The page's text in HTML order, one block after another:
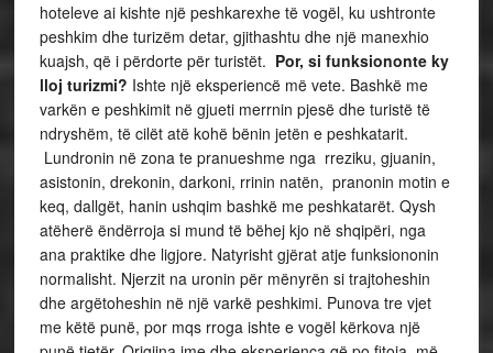
hoteleve ai kishte një peshkarexhe të vogël, ku ushtronte
peshkim dhe turizëm detar, gjithashtu dhe një manexhio
kuajsh, që i përdorte për turistët. Por, si funksiononte ky
lloj turizmi? Ishte një eksperiencë më vete. Bashkë me
varkën e peshkimit në gjueti merrnin pjesë dhe turistë të
ndryshëm, të cilët atë kohë bënin jetën e peshkatarit.
Lundronin në zona te pranueshme nga rreziku, gjuanin,
asistonin, drekonin, darkoni, rrinin natën, pranonin motin e
keq, dallgët, hanin ushqim bashkë me peshkatarët. Qysh
atëherë ëndërroja si mund të bëhej kjo në shqipëri, nga
ana praktike dhe ligjore. Natyrisht gjërat atje funksiononin
normalisht. Njerzit na uronin për mënyrën si trajtoheshin
dhe argëtoheshin në një varkë peshkimi. Punova tre vjet
me këtë punë, por mqs rroga ishte e vogël kërkova një